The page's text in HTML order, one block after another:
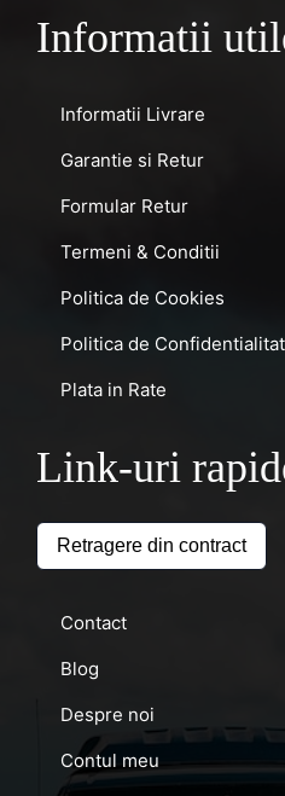
Informatii
Informatii Livrare
Garantie si Retur
Formular Retur
Termeni & Conditii
Politica de Cookies
Politica de
Plata in Rate
Link-uri
Retragere din contract
Contact
Blog
Despre noi
Contul meu